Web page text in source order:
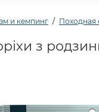
и кемпинг Походная
з